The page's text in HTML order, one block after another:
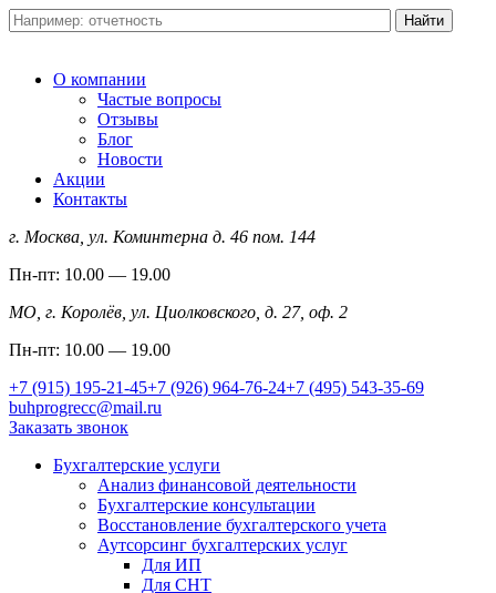
О компании
Частые вопросы
Отзывы
Блог
Новости
Акции
Контакты
г. Москва, ул. Коминтерна д. 46 пом. 144
Пн-пт: 10.00 — 19.00
МО, г. Королёв, ул. Циолковского, д. 27, оф. 2
Пн-пт: 10.00 — 19.00
+7 (915) 195-21-45+7 (926) 964-76-24+7 (495) 543-35-69
buhprogrecc@mail.ru
Заказать звонок
Бухгалтерские услуги
Анализ финансовой деятельности
Бухгалтерские консультации
Восстановление бухгалтерского учета
Аутсорсинг бухгалтерских услуг
Для ИП
Для СНТ